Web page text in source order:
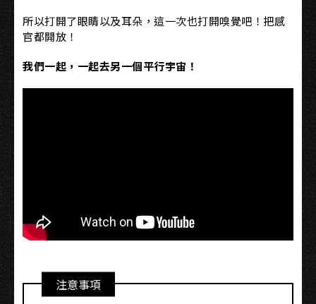
所以打開了眼睛以及耳朵，這一次也打開嗅覺吧！把感
官都開放！
我們一起，一起去另一個平行宇宙！
注意事項